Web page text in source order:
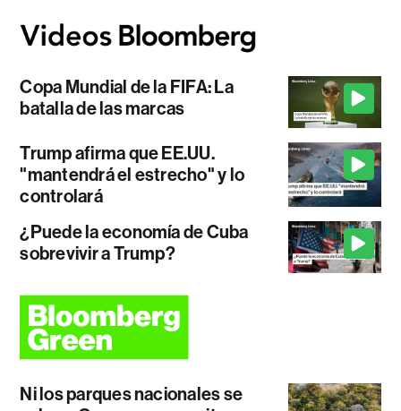
Copa Mundial de la FIFA: La
batalla de las marcas
Trump afirma que EE.UU.
"mantendrá el estrecho" y lo
controlará
¿Puede la economía de Cuba
sobrevivir a Trump?
Ni los parques nacionales se